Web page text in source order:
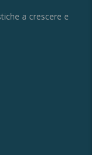
a crescere e